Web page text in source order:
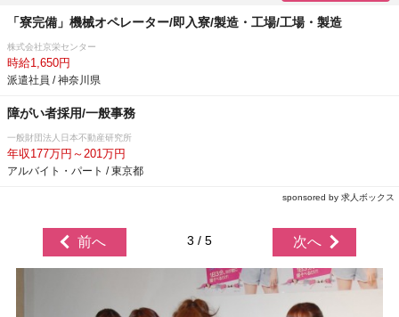
「寮完備」機械オペレーター/即入寮/製造・工場/工場・製造
株式会社京栄センター
時給1,650円
派遣社員 / 神奈川県
障がい者採用/一般事務
一般財団法人日本不動産研究所
年収177万円～201万円
アルバイト・パート / 東京都
sponsored by 求人ボックス
前へ 3 / 5 次へ